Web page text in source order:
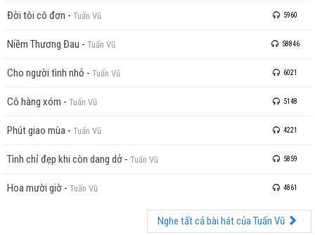
Đời tôi cô đơn - Tuấn Vũ 5960
Niềm Thương Đau - Tuấn Vũ 58846
Cho người tình nhỏ - Tuấn Vũ 6021
Cô hàng xóm - Tuấn Vũ 5148
Phút giao mùa - Tuấn Vũ 4221
Tình chỉ đẹp khi còn dang dở - Tuấn Vũ 5859
Hoa mười giờ - Tuấn Vũ 4861
Nghe tất cả bài hát của Tuấn Vũ